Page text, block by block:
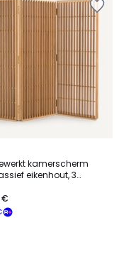
kamerscherm
eikenhout, 3
€